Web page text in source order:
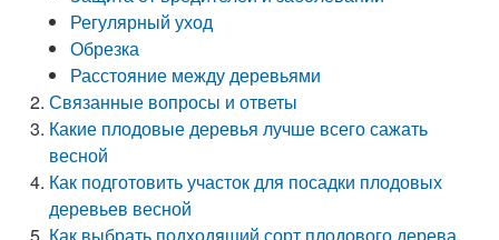
Регулярный уход
Обрезка
Расстояние между деревьями
Связанные вопросы и ответы
Какие плодовые деревья лучше всего сажать
весной
Как подготовить участок для посадки плодовых
деревьев весной